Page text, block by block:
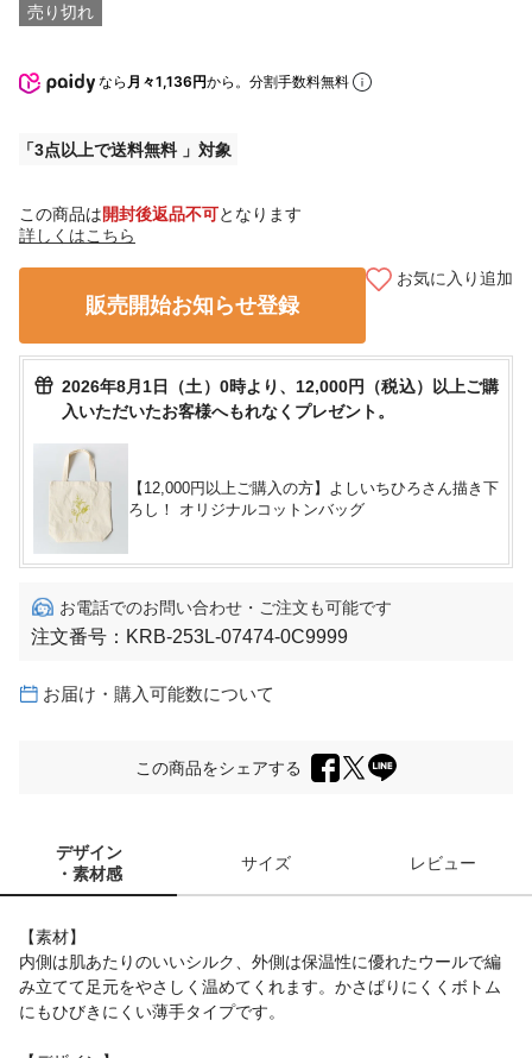
売り切れ
なら 月々1,136円から。分割手数料無料
3点以上で送料無料
この商品は開封後返品不可となります
詳しくはこちら
販売開始お知らせ登録
お気に入り追加
2026年8月1日（土）0時より、12,000円（税込）以上ご購
入いただいたお客様へもれなくプレゼント。
【12,000円以上ご購入の方】よしいちひろさん描き下
ろし！ オリジナルコットンバッグ
お電話でのお問い合わせ・ご注文も可能です
注文番号： KRB-253L-07474-0C9999
お届け・購入可能数について
この商品をシェアする
デザイン
・素材感
サイズ レビュー
【素材】
内側は肌あたりのいいシルク、外側は保温性に優れたウールで編
み立てて足元をやさしく温めてくれます。かさばりにくくボトム
にもひびきにくい薄手タイプです。